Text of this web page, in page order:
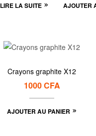
LIRE LA SUITE AJOUTER
Crayons graphite X12
1000CFA
AJOUTER AU PANIER